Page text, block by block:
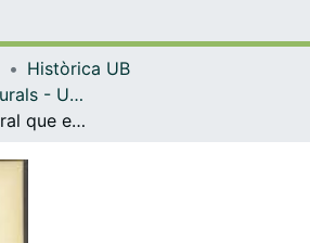
Navega per tot el DD
Històrica UB
Discursos inaugurals - Universitat de Barcelona
Discurso inaugural que en la solemne apertura del curso académico de 1873 á 1874 leyó ante el claustro de la Universidad de Barcelona el Doctor D. Narciso Carbó y Aloy.